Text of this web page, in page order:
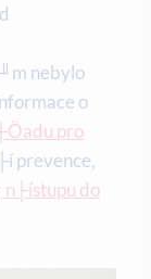
nebylo
o
pro
prevence,
n├ístupu do